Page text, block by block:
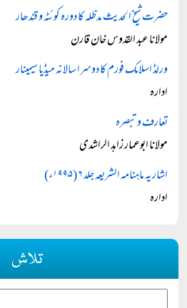
حضرت شیخ الحدیث مدظلہ کا دورہ کوئٹہ و قندھار
مولانا عبد القدوس خان قارن
ورلڈ اسلامک فورم کا دوسرا سالانہ میڈیا سیمینار
ادارہ
تعارف و تبصرہ
مولانا ابوعمار زاہد الراشدی
اشاریہ ماہنامہ الشریعہ جلد ۶ (۱۹۹۵ء)
ادارہ
تلاش